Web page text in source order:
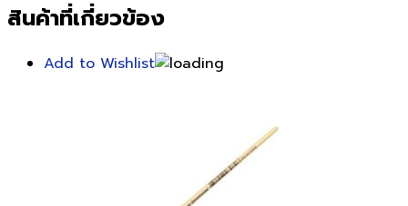
สินค้าที่เกี่ยวข้อง
Add to Wishlist